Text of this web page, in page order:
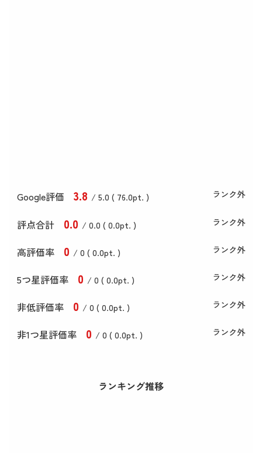
Google評価 3.8 / 5.0 ( 76.0pt. ) ランク外
評点合計 0.0 / 0.0 ( 0.0pt. ) ランク外
高評価率 0 / 0 ( 0.0pt. ) ランク外
5つ星評価率 0 / 0 ( 0.0pt. ) ランク外
非低評価率 0 / 0 ( 0.0pt. ) ランク外
非1つ星評価率 0 / 0 ( 0.0pt. ) ランク外
ランキング推移